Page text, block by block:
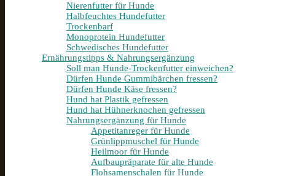
Nierenfutter für Hunde
Halbfeuchtes Hundefutter
Trockenbarf
Monoprotein Hundefutter
Schwedisches Hundefutter
Ernährungstipps & Nahrungsergänzung
Soll man Hunde-Trockenfutter einweichen?
Dürfen Hunde Gummibärchen fressen?
Dürfen Hunde Käse fressen?
Hund hat Plastik gefressen
Hund hat Hühnerknochen gefressen
Nahrungsergänzung für Hunde
Appetitanreger für Hunde
Grünlippmuschel für Hunde
Heilmoor für Hunde
Aufbaupräparate für alte Hunde
Flohsamenschalen für Hunde